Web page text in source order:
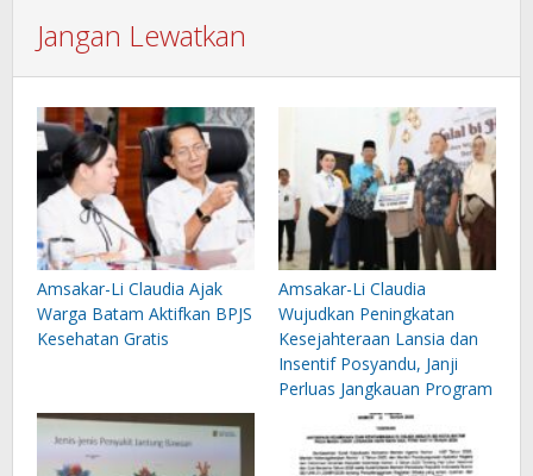
Jangan Lewatkan
Amsakar-Li Claudia Ajak
Warga Batam Aktifkan BPJS
Kesehatan Gratis
Amsakar-Li Claudia
Wujudkan Peningkatan
Kesejahteraan Lansia dan
Insentif Posyandu, Janji
Perluas Jangkauan Program